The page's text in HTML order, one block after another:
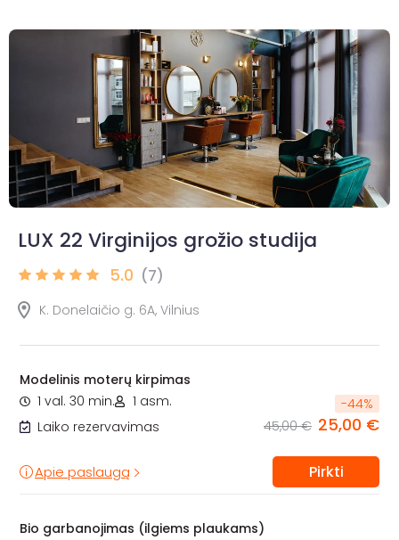
LUX 22 Virginijos grožio studija
5.0 (7)
K. Donelaičio g. 6A, Vilnius
Modelinis moterų kirpimas
1 val. 30 min.
1 asm.
Laiko rezervavimas
-44%
45,00 € 25,00 €
Apie paslaugą Pirkti
Bio garbanojimas (ilgiems plaukams)